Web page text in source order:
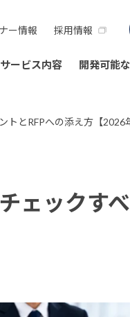
ー情報 採用情報
サービス内容 開発可能
とRFPへの添え方【2026
ェックす